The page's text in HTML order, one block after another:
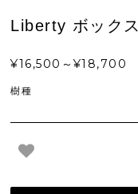
Liberty ボックス
¥16,500～¥18,700
樹種